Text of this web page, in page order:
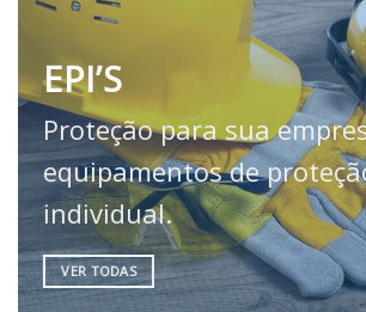
EPI’S
Proteção para sua
equipamentos de
individual.
VER TODAS